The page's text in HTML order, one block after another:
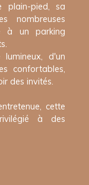
plain-pied, sa
nombreuses
à un parking
d'un
confortables,
des invités.
cette
à des